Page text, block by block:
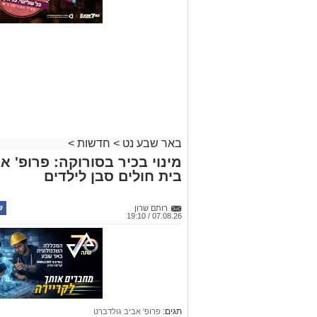
באר שבע נט > חדשות >
מינוי בכיר בסורוקה:
בית חולים סבן לילדים
רותם שרון
07.08.26 / 19:10
תגים: פרופ' אביב גולדברט